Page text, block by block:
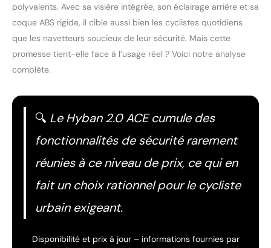
polyvalents. Avec sa visière intégrée, son éclairage arrière et sa
coque ABS rigide, il cible aussi bien les cyclistes quotidiens
que les navetteurs soucieux de leur sécurité. Mais cette
promesse tient-elle face à l’usage réel ? Voici notre analyse
complète.
🔍 Le Hyban 2.0 ACE cumule des
fonctionnalités de sécurité rarement
réunies à ce niveau de prix, ce qui en
fait un choix rationnel pour le cycliste
urbain exigeant.
Disponibilité et prix à jour – informations fournies par